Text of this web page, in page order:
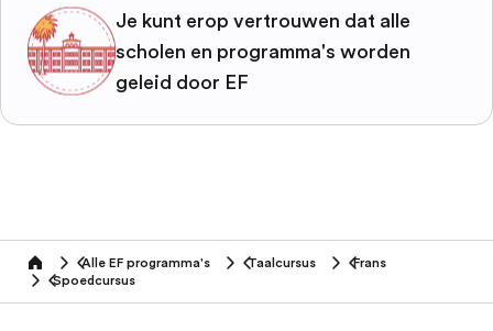
Je kunt erop vertrouwen dat alle
scholen en programma's worden
geleid door EF
home Alle EF programma's Taalcursus
Frans
Spoedcursus